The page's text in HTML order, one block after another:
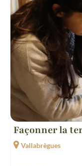
Façonner la
Vallabrègues